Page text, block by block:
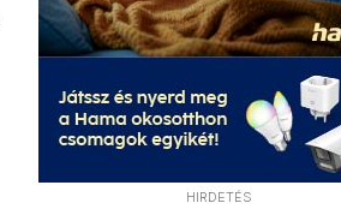
HIRDETÉS